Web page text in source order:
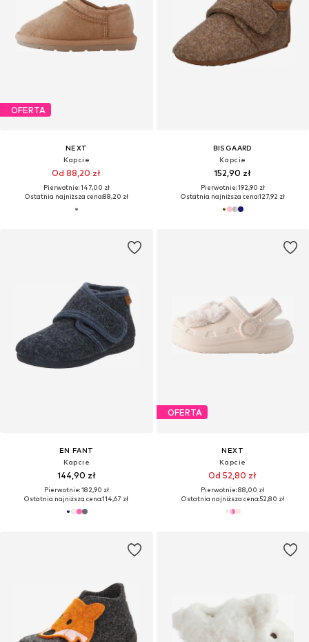
OFERTA
NEXT
Kapcie
Od 88,20 zł
Pierwotnie: 147,00 zł
Ostatnia najniższa cena:88,20 zł
BISGAARD
Kapcie
152,90 zł
Pierwotnie: 192,90 zł
Ostatnia najniższa cena:127,92 zł
EN FANT
Kapcie
144,90 zł
Pierwotnie: 182,90 zł
Ostatnia najniższa cena:114,67 zł
OFERTA
NEXT
Kapcie
Od 52,80 zł
Pierwotnie: 88,00 zł
Ostatnia najniższa cena:52,80 zł